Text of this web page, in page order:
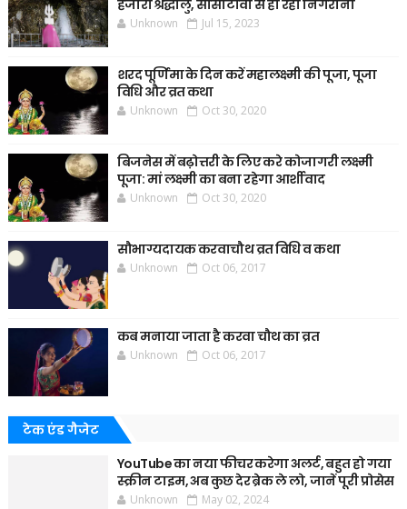
हजारों श्रद्धालु, सीसीटीवी से हो रही निगरानी
Unknown Jul 15, 2023
शरद पूर्णिमा के दिन करें महालक्ष्मी की पूजा, पूजा
विधि और व्रत कथा
Unknown Oct 30, 2020
बिजनेस में बढ़ोत्तरी के लिए करे कोजागरी लक्ष्मी
पूजा: मां लक्ष्मी का बना रहेगा आर्शीवाद
Unknown Oct 30, 2020
सौभाग्यदायक करवाचौथ व्रत विधि व कथा
Unknown Oct 06, 2017
कब मनाया जाता है करवा चौथ का व्रत
Unknown Oct 06, 2017
टेक एंड गैजेट
YouTube का नया फीचर करेगा अलर्ट, बहुत हो गया
स्क्रीन टाइम, अब कुछ देर ब्रेक ले लो, जानें पूरी प्रोसेस
Unknown May 02, 2024